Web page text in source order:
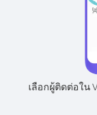
เลือกผู้ติดต่อใน